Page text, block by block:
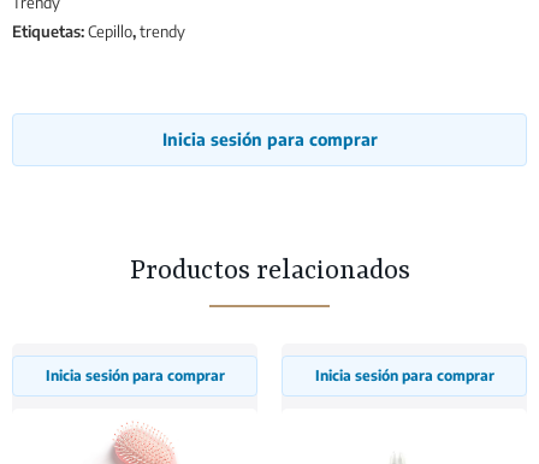
Etiquetas:Cepillo,trendy
Inicia sesión para comprar
Productos relacionados
Inicia sesión para comprar Inicia sesión para comprar